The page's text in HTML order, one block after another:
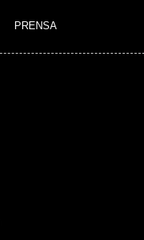
PRENSA